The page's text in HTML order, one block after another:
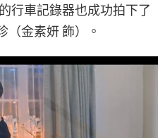
行車記錄器也成功拍下了
（金素妍 飾）。